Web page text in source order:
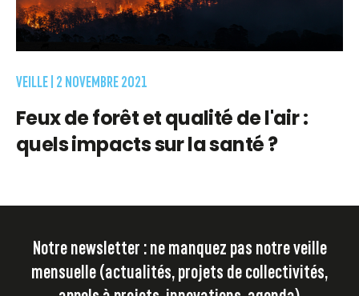
VEILLE | 2 NOVEMBRE 2021
Feux de forêt et qualité de l'air :
quels impacts sur la santé ?
Notre newsletter : ne manquez pas notre veille
mensuelle (actualités, projets de collectivités,